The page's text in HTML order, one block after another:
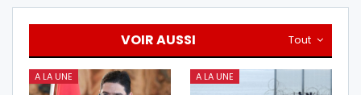
Tout
VOIR AUSSI
A LA UNE A LA UNE